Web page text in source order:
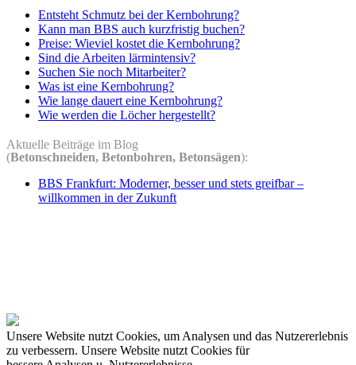
Entsteht Schmutz bei der Kernbohrung?
Kann man BBS auch kurzfristig buchen?
Preise: Wieviel kostet die Kernbohrung?
Sind die Arbeiten lärmintensiv?
Suchen Sie noch Mitarbeiter?
Was ist eine Kernbohrung?
Wie lange dauert eine Kernbohrung?
Wie werden die Löcher hergestellt?
Aktuelle Beiträge im Blog
(Betonschneiden, Betonbohren, Betonsägen):
BBS Frankfurt: Moderner, besser und stets greifbar –
willkommen in der Zukunft
Unsere Website nutzt Cookies, um Analysen und das Nutzererlebnis
zu verbessern. Unsere Website nutzt Cookies für